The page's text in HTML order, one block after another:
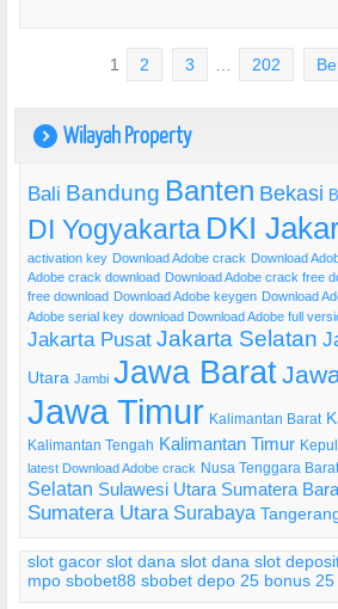
1 2 3 202
) Wilayah Property
Bali Bandung Banten Bekasi
DI Yogyakarta DKI
activation key Download Adobe crack Download
Adobe crack download Download Adobe crack free
free download Download Adobe keygen Download
Adobe serial key download Download Adobe full
Jakarta Pusat Jakarta Selatan
Utara Jambi Jawa Barat
Jawa Timur Kalimantan Barat
Kalimantan Tengah Kalimantan Timur
latest Download Adobe crack Nusa Tenggara Barat
Selatan Sulawesi Utara Sumatera
Sumatera Utara Surabaya
slot gacor slot dana slot dana slot
mpo sbobet88 sbobet depo 25 bonus 25